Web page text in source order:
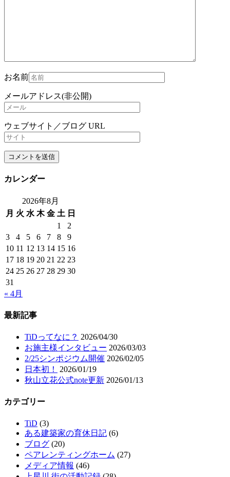
お名前
メールアドレス(非公開)
ウェブサイト／ブログ URL
カレンダー
2026年8月
月 火 水 木 金 土 日
1
2
3
4 5 6 7 8
9
10 11 12 13 14 15 16
17 18 19 20 21 22 23
24 25 26 27 28 29 30
31
« 4月
最新記事
TiDってなに？ 2026/04/30
お施主様インタビュー 2026/03/03
2/25シンポジウム開催 2026/02/05
日本初！
2026/01/19
秋山立花公式note更新 2026/01/13
カテゴリー
TiD (3)
ある建築家の育休日記 (6)
ブログ (20)
ペアレンティングホーム (27)
メディア情報 (46)